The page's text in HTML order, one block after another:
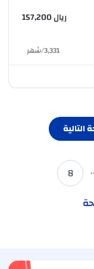
ريال 157,200
3,331
/شهر
التالية
8